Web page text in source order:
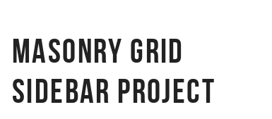
MASONRY GRID
SIDEBAR PROJECT